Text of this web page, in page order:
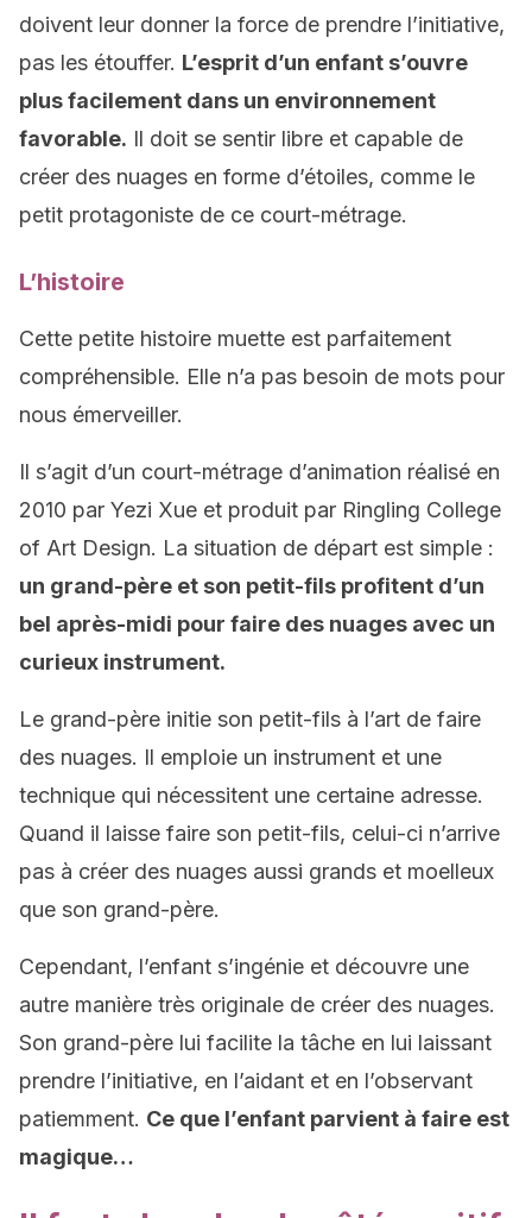
doivent leur donner la force de prendre l’initiative,
pas les étouffer. L’esprit d’un enfant s’ouvre
plus facilement dans un environnement
favorable. Il doit se sentir libre et capable de
créer des nuages en forme d’étoiles, comme le
petit protagoniste de ce court-métrage.
L’histoire
Cette petite histoire muette est parfaitement
compréhensible. Elle n’a pas besoin de mots pour
nous émerveiller.
Il s’agit d’un court-métrage d’animation réalisé en
2010 par Yezi Xue et produit par Ringling College
of Art Design. La situation de départ est simple :
un grand-père et son petit-fils profitent d’un
bel après-midi pour faire des nuages avec un
curieux instrument.
Le grand-père initie son petit-fils à l’art de faire
des nuages. Il emploie un instrument et une
technique qui nécessitent une certaine adresse.
Quand il laisse faire son petit-fils, celui-ci n’arrive
pas à créer des nuages aussi grands et moelleux
que son grand-père.
Cependant, l’enfant s’ingénie et découvre une
autre manière très originale de créer des nuages.
Son grand-père lui facilite la tâche en lui laissant
prendre l’initiative, en l’aidant et en l’observant
patiemment. Ce que l’enfant parvient à faire est
magique…